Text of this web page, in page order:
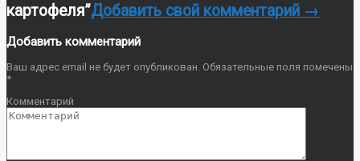
картофеля”Добавить свой комментарий →
Добавить комментарий
Ваш адрес email не будет опубликован. Обязательные поля помечены
*
Комментарий